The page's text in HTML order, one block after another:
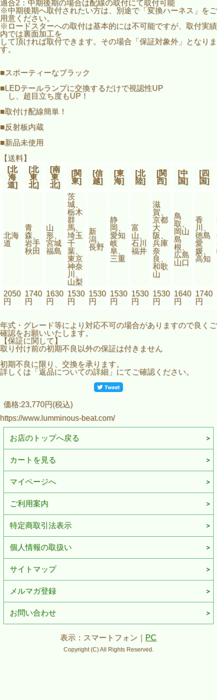
適合2：中期後期の場合は配線の取付にて取付可能
※中期後期へ取付されたい方は、別途で「変換ハーネス」をご
用意ください。
※ロードスターへの取付は基本的には不可能ですが、取付実績
内では裏面加工を
して頂ければ取付できます。その場合「保証対象外」となりま
す。
■スポーティーなブラック
■LEDテールランプに交換するだけで視認性UP
し、超目立ち度もUP！
■取付け配線簡単！
■反射板内蔵
■新品未使用
【送料】
[北
海
道]
[北
東
北]
[南
東
北]
[関
東]
[信
越]
[東
海]
[北
陸]
[関
西]
[中
国]
[四
国]
北海
道
青
森、
岩手
秋田
山
形、
宮城
福島
茨
城、
栃木
群
馬、
埼玉
千
葉、
東京
神奈
川、
山梨
新
潟、
長野
静
岡、
愛知
岐
阜、
三重
富
山、
石川
福井
滋
賀、
京都
大
阪、
兵庫
奈
良、
和歌
山
鳥
取、
岡山
島
根、
広島
山口
香
川、
徳島
愛
媛、
高知
2050
円
1740
円
1630
円
1530
円
1530
円
1530
円
1530
円
1530
円
1640
円
1740
円
年式・グレード等により対応不可の場合がありますので良くご
確認をお願いいたします。
【保証に関して】
取り付け前の初期不良以外の保証は付きません
初期不良に限り、交換を承ります。
詳しくは「返品についての詳細」にてご確認ください。
価格:23,770円(税込)
https://www.lumminous-beat.com/
お店のトップへ戻る
カートを見る
マイページへ
ご利用案内
特定商取引法表示
個人情報の取扱い
サイトマップ
メルマガ登録
お問い合わせ
表示：スマートフォン｜ PC
Copyright (C) All Rights Reserved.